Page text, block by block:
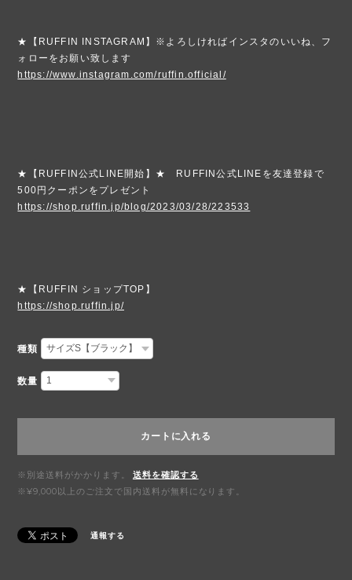
★【RUFFIN INSTAGRAM】※よろしければインスタのいいね、フ
ォローをお願い致します
https://www.instagram.com/ruffin.official/
★【RUFFIN公式LINE開始】★ RUFFIN公式LINEを友達登録で
500円クーポンをプレゼント
https://shop.ruffin.jp/blog/2023/03/28/223533
★【RUFFIN ショップTOP】
https://shop.ruffin.jp/
種類
数量
カートに入れる
※別途送料がかかります。
送料を確認する
※¥9,000以上のご注文で国内送料が無料になります。
通報する